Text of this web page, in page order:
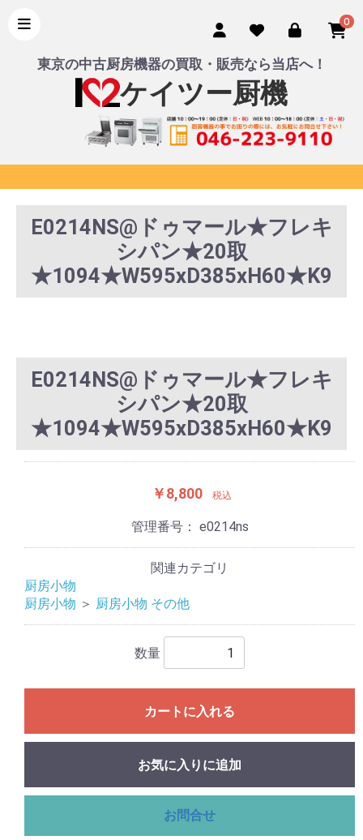
0
東京の中古厨房機器の買取・販売なら当店へ！
ケイツー厨機
E0214NS@ドゥマール★フレキ
シパン★20取
★1094★W595xD385xH60★K9
E0214NS@ドゥマール★フレキ
シパン★20取
★1094★W595xD385xH60★K9
￥8,800 税込
管理番号： e0214ns
関連カテゴリ
厨房小物
厨房小物 ＞ 厨房小物 その他
数量
カートに入れる
お気に入りに追加
お問合せ